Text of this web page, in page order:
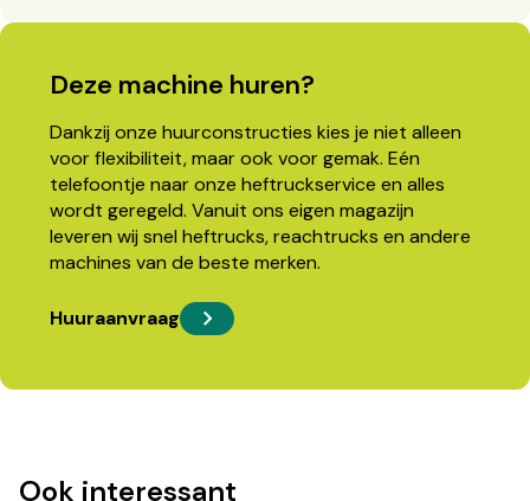
Deze machine huren?
Dankzij onze huurconstructies kies je niet alleen
voor flexibiliteit, maar ook voor gemak. Eén
telefoontje naar onze heftruckservice en alles
wordt geregeld. Vanuit ons eigen magazijn
leveren wij snel heftrucks, reachtrucks en andere
machines van de beste merken.
Huuraanvraag
Ook interessant